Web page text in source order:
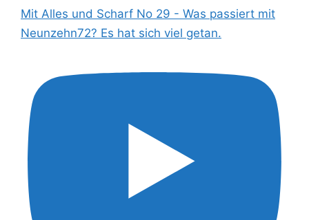
Mit Alles und Scharf No 29 - Was passiert mit
Neunzehn72? Es hat sich viel getan.